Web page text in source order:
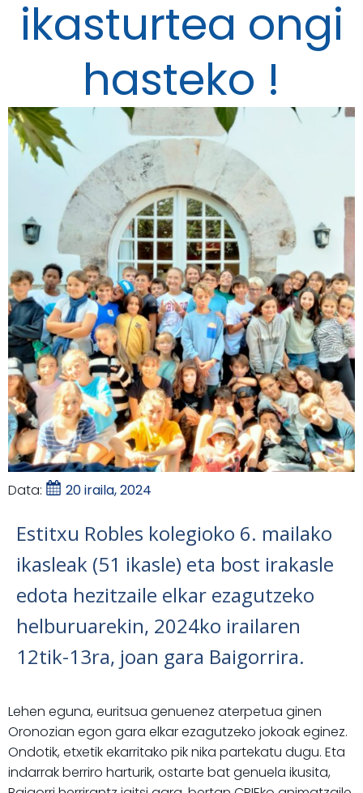
ikasturtea ongi
hasteko !
Data: 20 iraila, 2024
Estitxu Robles kolegioko 6. mailako
ikasleak (51 ikasle) eta bost irakasle
edota hezitzaile elkar ezagutzeko
helburuarekin, 2024ko irailaren
12tik-13ra, joan gara Baigorrira.
Lehen eguna, euritsua genuenez aterpetua ginen
Oronozian egon gara elkar ezagutzeko jokoak eginez.
Ondotik, etxetik ekarritako pik nika partekatu dugu. Eta
indarrak berriro harturik, ostarte bat genuela ikusita,